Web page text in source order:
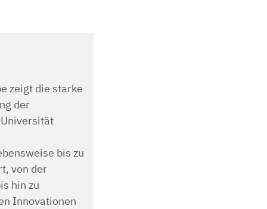
zeigt die starke
der
bis zu
von der
hin zu
Innovationen